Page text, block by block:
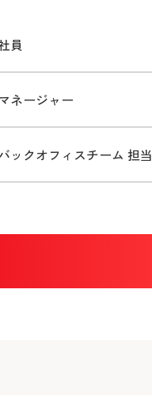
員
ネージャー
ックオフィスチーム 担当